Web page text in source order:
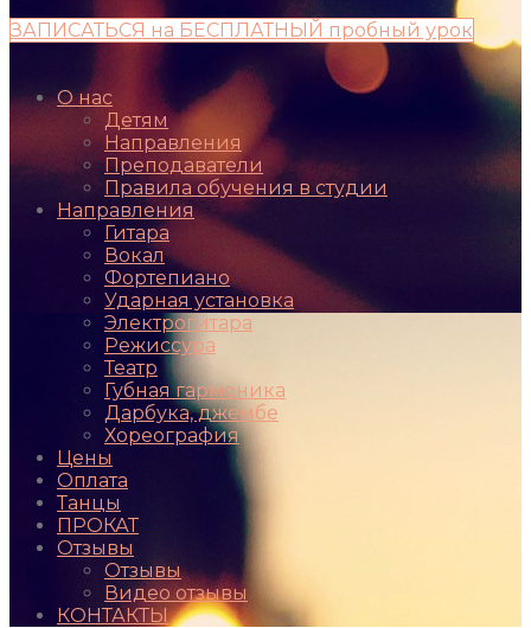
ЗАПИСАТЬСЯ на БЕСПЛАТНЫЙ пробный урок
О нас
Детям
Направления
Преподаватели
Правила обучения в студии
Направления
Гитара
Вокал
Фортепиано
Ударная установка
Электрогитара
Режиссура
Театр
Губная гармоника
Дарбука, джембе
Хореография
Цены
Оплата
Танцы
ПРОКАТ
Отзывы
Отзывы
Видео отзывы
КОНТАКТЫ